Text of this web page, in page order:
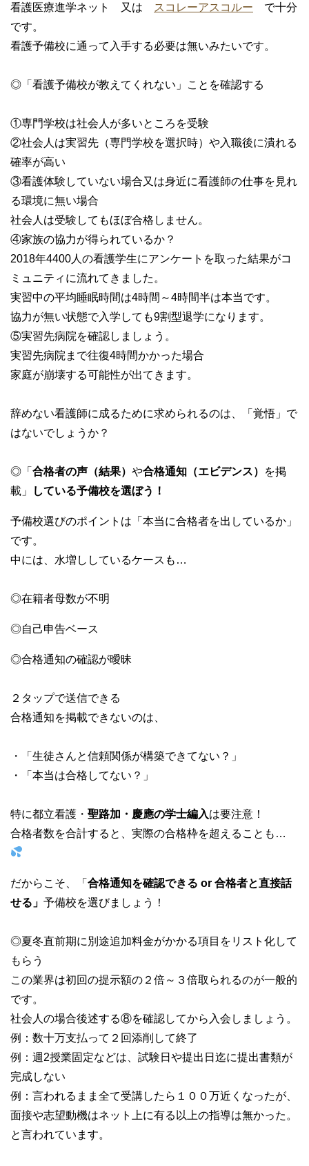
看護医療進学ネット 又は
スコレーアスコルー で十分
です。
看護予備校に通って入手する必要は無いみたいです。
◎「看護予備校が教えてくれない」ことを確認する
①専門学校は社会人が多いところを受験
②社会人は実習先（専門学校を選択時）や入職後に潰れる
確率が高い
③看護体験していない場合又は身近に看護師の仕事を見れ
る環境に無い場合
社会人は受験してもほぼ合格しません。
④家族の協力が得られているか？
2018年4400人の看護学生にアンケートを取った結果がコ
ミュニティに流れてきました。
実習中の平均睡眠時間は4時間～4時間半は本当です。
協力が無い状態で入学しても9割型退学になります。
⑤実習先病院を確認しましょう。
実習先病院まで往復4時間かかった場合
家庭が崩壊する可能性が出てきます。
辞めない看護師に成るために求められるのは、「覚悟」で
はないでしょうか？
◎ 「 合格者の声（結果） や合格通知（エビデンス）
を掲
載」
している予備校を選ぼう！
予備校選びのポイントは「本当に合格者を出しているか」
です。
中には、水増ししているケースも…
◎在籍者母数が不明
◎自己申告ベース
◎合格通知の確認が曖昧
２タップで送信できる
合格通知を掲載できないのは、
・「生徒さんと信頼関係が構築できてない？」
・「本当は合格してない？」
特に都立看護・ 聖路加・慶應の学士編入は要注意！
合格者数を合計すると、実際の合格枠を超えることも…
だからこそ、「 合格通知を確認できる or 合格者と直接話
せる」 予備校を選びましょう！
◎夏冬直前期に別途追加料金がかかる項目をリスト化して
もらう
この業界は初回の提示額の２倍～３倍取られるのが一般的
です。
社会人の場合後述する⑧を確認してから入会しましょう。
例：数十万支払って２回添削して終了
例：週2授業固定などは、試験日や提出日迄に提出書類が
完成しない
例：言われるまま全て受講したら１００万近くなったが、
面接や志望動機はネット上に有る以上の指導は無かった。
と言われています。